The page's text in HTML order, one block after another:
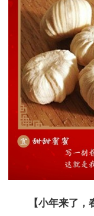
【小年来了，